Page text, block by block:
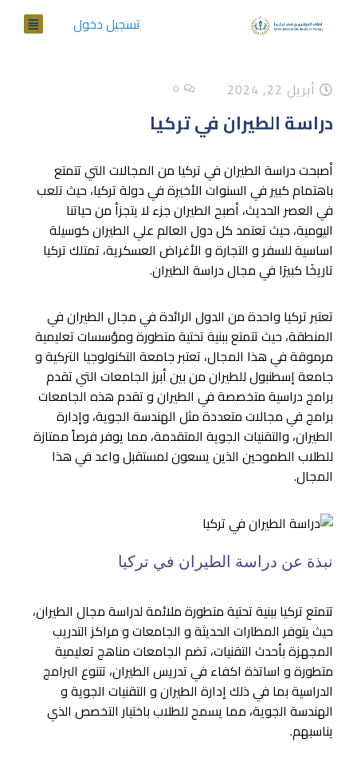
تسجيل دخول
أبريل 22, 2024 0
دراسة الطيران في تركيا
أصبحت دراسة الطيران في تركيا من المجالات التي تتمتع
باهتمام كبير في السنوات الأخيرة في دولة تركيا، حيث تلعب
في العصر الحديث، أصبح الطيران جزء لا يتجزأ من حياتنا
اليومية، حيث تعتمد كل دول العالم علي الطيران كوسيلة
اساسية للسفر و التجارة و الأغراض العسكرية، تمتلك تركيا
تاريخَا كبيرَا في مجال دراسة الطيران.
تعتبر تركيا واحدة من الدول الرائدة في مجال الطيران في
المنطقة، حيث تتمتع ببنية تحتية متطورة ومؤسسات تعليمية
مرموقة في هذا المجال، تعتبر جامعة التكنولوجيا التركية و
جامعة إسطنبول للطيران من بين أبرز الجامعات التي تقدم
برامج دراسية متخصصة في الطيران و تقدم هذه الجامعات
برامج في مجالات متعددة مثل الهندسة الجوية، وإدارة
الطيران، والتقنيات الجوية المتقدمة، مما يوفر فرصاً ممتازة
للطلاب الطموحين الذين يسعون لمستقبل واعد في هذا
المجال.
نبذة عن دراسة الطيران في تركيا
تتمتع تركيا ببنية تحتية متطورة ملائمة لدراسة مجال الطيران،
حيث يتوفر المطارات الحديثة و الجامعات و مراكز التدريب
المجهزة بأحدث التقنيات، تضم الجامعات مناهج تعليمية
متطورة و اساتذة اكفاء في تدريس الطيران، تتنوع البرامج
الدراسية بما في ذلك إدارة الطيران و التقنيات الجوية و
الهندسة الجوية، مما يسمح للطلاب باختيار التخصص الذي
يناسبهم.